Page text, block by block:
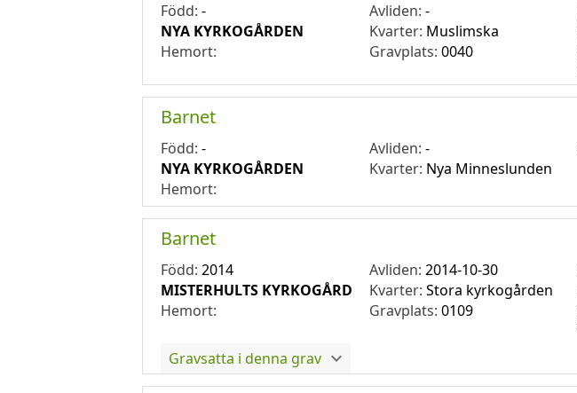
Född: - Avliden:-
NYA KYRKOGÅRDEN
Kvarter: Muslimska
Hemort:
Gravplats:0040
Barnet
Född: - Avliden:-
NYA KYRKOGÅRDEN
Kvarter: Nya Minneslunden
Hemort:
Barnet
Född: 2014 Avliden:2014-10-30
MISTERHULTS KYRKOGÅRD
Kvarter:Stora kyrkogården
Hemort:
Gravplats:0109
Gravsatta i denna grav